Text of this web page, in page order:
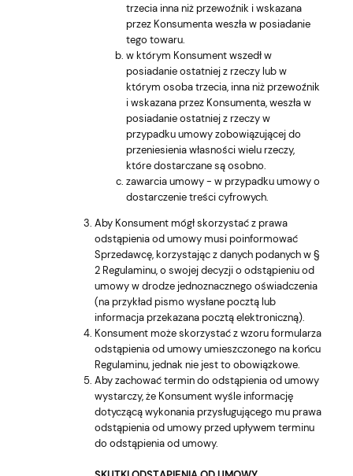
trzecia inna niż przewoźnik i wskazana
przez Konsumenta weszła w posiadanie
tego towaru.
w którym Konsument wszedł w
posiadanie ostatniej z rzeczy lub w
którym osoba trzecia, inna niż przewoźnik
i wskazana przez Konsumenta, weszła w
posiadanie ostatniej z rzeczy w
przypadku umowy zobowiązującej do
przeniesienia własności wielu rzeczy,
które dostarczane są osobno.
zawarcia umowy - w przypadku umowy o
dostarczenie treści cyfrowych.
Aby Konsument mógł skorzystać z prawa
odstąpienia od umowy musi poinformować
Sprzedawcę, korzystając z danych podanych w §
2 Regulaminu, o swojej decyzji o odstąpieniu od
umowy w drodze jednoznacznego oświadczenia
(na przykład pismo wysłane pocztą lub
informacja przekazana pocztą elektroniczną).
Konsument może skorzystać z wzoru formularza
odstąpienia od umowy umieszczonego na końcu
Regulaminu, jednak nie jest to obowiązkowe.
Aby zachować termin do odstąpienia od umowy
wystarczy, że Konsument wyśle informację
dotyczącą wykonania przysługującego mu prawa
odstąpienia od umowy przed upływem terminu
do odstąpienia od umowy.